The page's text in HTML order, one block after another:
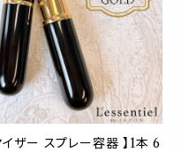
イザー スプレー容器 】1本 6